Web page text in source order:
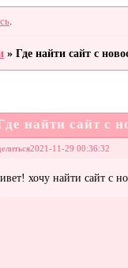
»Где найти сайт с
найти сайт с
2021-11-29 00:36:32
хочу найти сайт с